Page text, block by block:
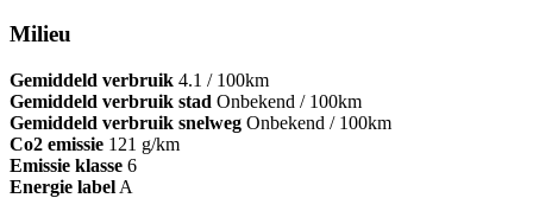
Milieu
Gemiddeld verbruik 4.1 / 100km
Gemiddeld verbruik stad Onbekend / 100km
Gemiddeld verbruik snelweg Onbekend / 100km
Co2 emissie 121 g/km
Emissie klasse 6
Energie label A